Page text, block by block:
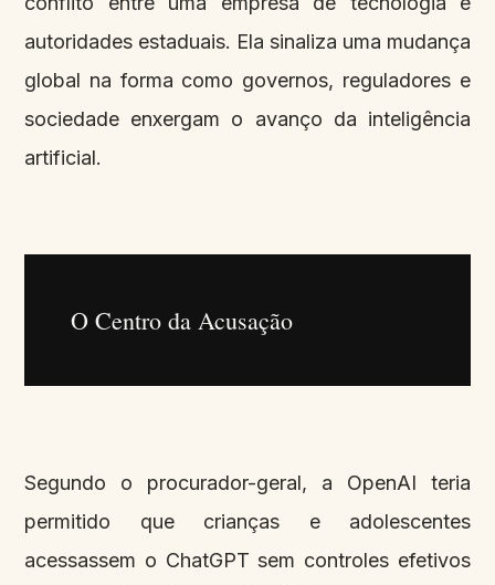
autoridades estaduais. Ela sinaliza uma mudança
global na forma como governos, reguladores e
sociedade enxergam o avanço da inteligência
artificial.
O Centro da Acusação
Segundo o procurador-geral, a OpenAI teria
permitido que crianças e adolescentes
acessassem o ChatGPT sem controles efetivos